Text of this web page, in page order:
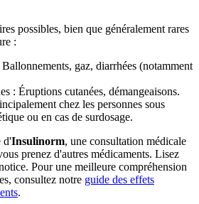
possibles, bien que généralement rares
:
gaz, diarrhées (notamment
: Éruptions cutanées, démangeaisons.
chez les personnes sous
ou en cas de surdosage.
d'Insulinorm, une consultation médicale
prenez d'autres médicaments. Lisez
Pour une meilleure compréhension
consultez notre guide des effets
.